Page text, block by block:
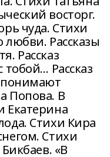
восторг.
чуда. Стихи
Рассказы
Рассказ
Рассказ
понимают
Попова. В
Екатерина
Стихи Кира
Стихи
«В